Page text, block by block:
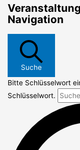
für
25/07/2024
Navigation
Suche
Bitte Schlüsselwort
Schlüsselwort.